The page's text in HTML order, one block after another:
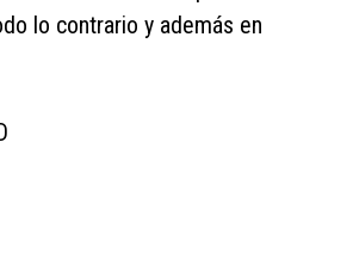
lo contrario y además en